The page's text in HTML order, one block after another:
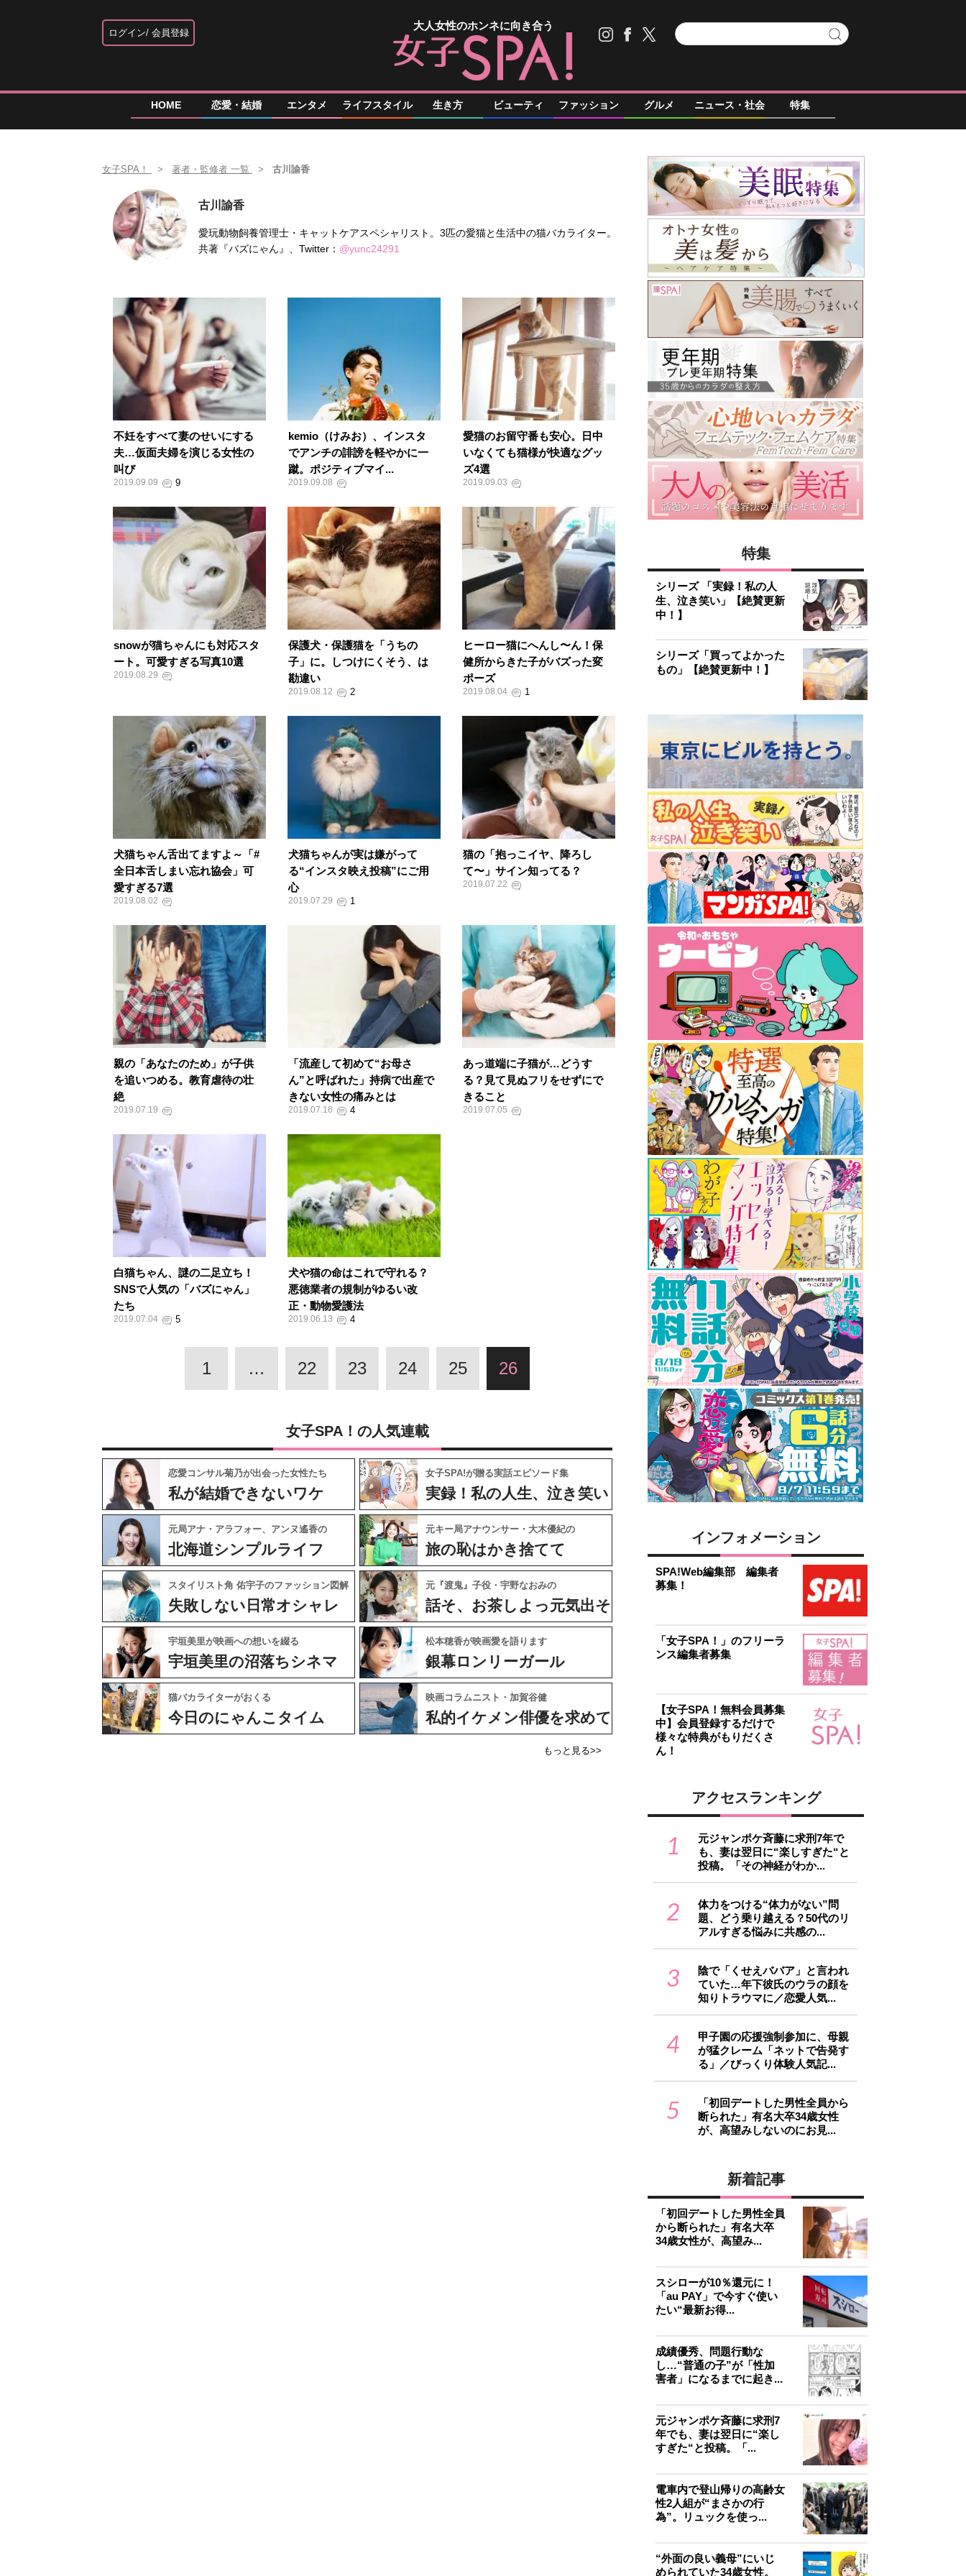
ログイン 会員登録
大人女性のホンネに向き合う
HOME 恋愛・結婚 エンタメ ライフスタイル 生き方 ビューティ ファッション グルメ ニュース・社会 特集
女子SPA！ 著者・監修者 一覧 古川諭香
古川諭香
愛玩動物飼養管理士・キャットケアスペシャリスト。3匹の愛猫と生活中の猫バカライター。
共著『バズにゃん』、Twitter： @yunc24291
不妊をすべて妻のせいにする
夫…仮面夫婦を演じる女性の
叫び
2019.09.09
kemio（けみお）、インスタ
でアンチの誹謗を軽やかに一
蹴。ポジティブマイ...
2019.09.08
愛猫のお留守番も安心。日中
いなくても猫様が快適なグッ
ズ4選
2019.09.03
snowが猫ちゃんにも対応スタ
ート。可愛すぎる写真10選
2019.08.29
保護犬・保護猫を「うちの
子」に。しつけにくそう、は
勘違い
2019.08.12
ヒーロー猫にへんし〜ん！保
健所からきた子がバズった変
ポーズ
2019.08.04
犬猫ちゃん舌出てますよ～「#
全日本舌しまい忘れ協会」可
愛すぎる7選
2019.08.02
犬猫ちゃんが実は嫌がって
る“インスタ映え投稿”にご用
心
2019.07.29
猫の「抱っこイヤ、降ろし
て〜」サイン知ってる？
2019.07.22
親の「あなたのため」が子供
を追いつめる。教育虐待の壮
絶
2019.07.19
「流産して初めて“お母さ
ん”と呼ばれた」持病で出産で
きない女性の痛みとは
2019.07.16
あっ道端に子猫が…どうす
る？見て見ぬフリをせずにで
きること
2019.07.05
白猫ちゃん、謎の二足立ち！
SNSで人気の「バズにゃん」
たち
2019.07.04
犬や猫の命はこれで守れる？
悪徳業者の規制がゆるい改
正・動物愛護法
2019.06.13
1 … 22 23 24 25 26
女子SPA！の人気連載
恋愛コンサル菊乃が出会った女性たち
私が結婚できないワケ
女子SPA!が贈る実話エピソード集
実録！私の人生、泣き笑い
元局アナ・アラフォー、アンヌ遙香の
北海道シンプルライフ
元キー局アナウンサー・大木優紀の
旅の恥はかき捨てて
スタイリスト角 佑宇子のファッション図解
失敗しない日常オシャレ
元『渡鬼』子役・宇野なおみの
話そ、お茶しよっ元気出そ
宇垣美里が映画への想いを綴る
宇垣美里の沼落ちシネマ
松本穂香が映画愛を語ります
銀幕ロンリーガール
猫バカライターがおくる
今日のにゃんこタイム
映画コラムニスト・加賀谷健
私的イケメン俳優を求めて
もっと見る>>
特集
シリーズ 「実録！私の人
生、泣き笑い」【絶賛更新
中！】
シリーズ「買ってよかった
もの」【絶賛更新中！】
インフォメーション
SPA!Web編集部 編集者
募集！
「女子SPA！」のフリーラ
ンス編集者募集
【女子SPA！無料会員募集
中】会員登録するだけで
様々な特典がもりだくさ
ん！
アクセスランキング
1
元ジャンポケ斉藤に求刑7年で
も、妻は翌日に“楽しすぎた“と
投稿。「その神経がわか...
2
体力をつける“体力がない”問
題、どう乗り越える？50代のリ
アルすぎる悩みに共感の...
3
陰で「くせえババア」と言われ
ていた…年下彼氏のウラの顔を
知りトラウマに／恋愛人気...
4
甲子園の応援強制参加に、母親
が猛クレーム「ネットで告発す
る」／びっくり体験人気記...
5
「初回デートした男性全員から
断られた」有名大卒34歳女性
が、高望みしないのにお見...
新着記事
「初回デートした男性全員
から断られた」有名大卒
34歳女性が、高望み...
スシローが10％還元に！
「au PAY」で今すぐ使い
たい“最新お得...
成績優秀、問題行動な
し…“普通の子”が「性加
害者」になるまでに起き...
元ジャンポケ斉藤に求刑7
年でも、妻は翌日に“楽し
すぎた“と投稿。「...
電車内で登山帰りの高齢女
性2人組が“まさかの行
為”。リュックを使っ...
“外面の良い義母”にいじ
められていた34歳女性。